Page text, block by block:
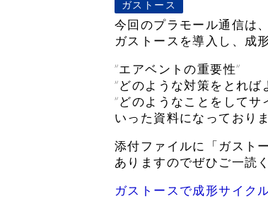
ガストース
今回のプラモール通信は、
ガストースを導入し、成
”エアベントの重要性”
”どのような対策をとれば
”どのようなことをしてサ
いった資料になっておりま
添付ファイルに「ガスト
ありますのでぜひご一読
ガストースで成形サイク